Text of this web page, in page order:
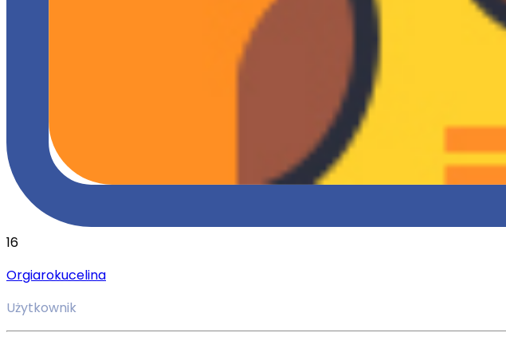
16
Orgiarokucelina
Użytkownik